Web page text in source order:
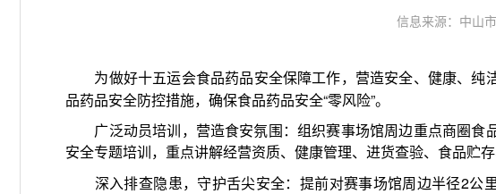
信息来源：中山
为做好十五运会食品药品安全保障工作，营造安全、健康、
品药品安全防控措施，确保食品药品安全“零风险”。
广泛动员培训，营造食安氛围：组织赛事场馆周边重点商圈食
安全专题培训，重点讲解经营资质、健康管理、进货查验、食品贮
深入排查隐患，守护舌尖安全： 提前对赛事场馆周边半径2公